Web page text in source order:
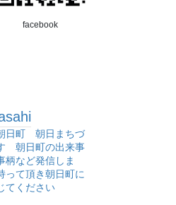
facebook
日町 朝日まちづ
朝日町の出来事
柄など発信しま
て頂き朝日町に
てください